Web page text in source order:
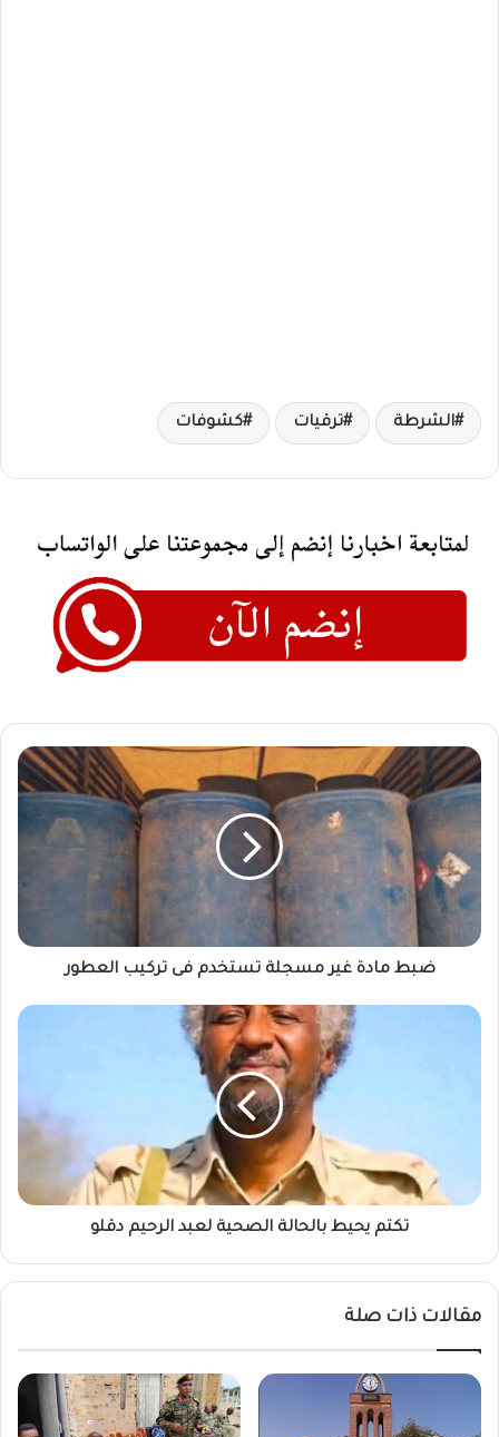
الشرطة ترقيات كشوفات
ضبط
مادة
غير
مسجلة
تستخدم
فى
تركيب
العطور
ضبط مادة غير مسجلة تستخدم فى تركيب العطور
تكتم
تكتم يحيط بالحالة الصحية لعبد الرحيم دقلو
مقالات ذات صلة